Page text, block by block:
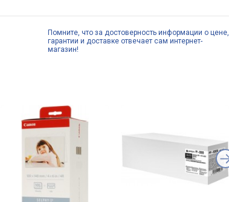
Помните, что за достоверность информации о цене,
гарантии и доставке отвечает сам интернет-
магазин!